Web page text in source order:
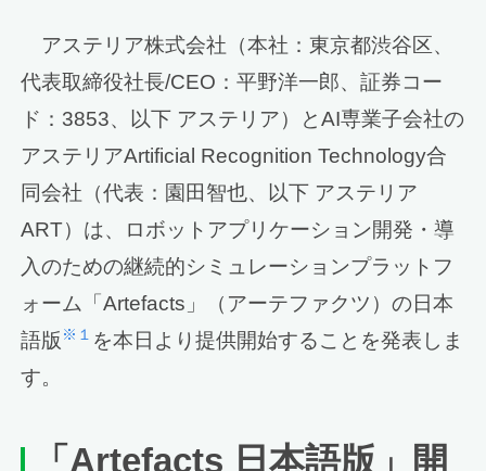
アステリア株式会社（本社：東京都渋谷区、
代表取締役社長/CEO：平野洋一郎、証券コー
ド：3853、以下 アステリア）とAI専業子会社の
アステリアArtificial Recognition Technology合
同会社（代表：園田智也、以下 アステリア
ART）は、ロボットアプリケーション開発・導
入のための継続的シミュレーションプラットフ
ォーム「Artefacts」（アーテファクツ）の日本
語版 ※１ を本日より提供開始することを発表しま
す。
「 Artefacts 日本語版」開